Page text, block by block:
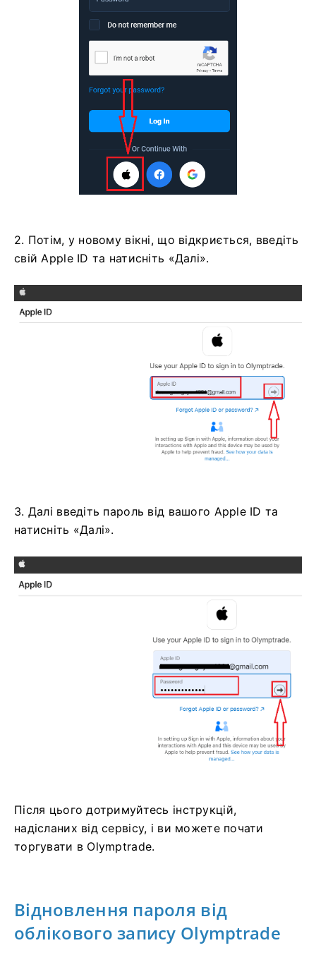
2. Потім, у новому вікні, що відкриється, введіть
свій Apple ID та натисніть «Далі».
3. Далі введіть пароль від вашого Apple ID та
натисніть «Далі».
Після цього дотримуйтесь інструкцій,
надісланих від сервісу, і ви можете почати
торгувати в Olymptrade.
Відновлення пароля від
облікового запису Olymptrade